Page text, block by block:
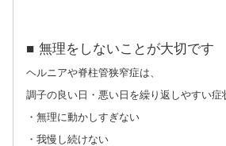
■ 無理をしないことが大切です
ヘルニアや脊柱管狭窄症は、
調子の良い日・悪い日を繰り返しやすい症
・無理に動かしすぎない
・我慢し続けない